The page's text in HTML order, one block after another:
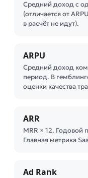
Средний доход с
(отличается от
в расчёт не идут).
ARPU
Средний доход
период. В
оценки качества
ARR
MRR × 12. Годовой
Главная метрика
Ad Rank